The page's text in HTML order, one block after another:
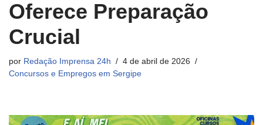
Oferece Preparação
Crucial
por Redação Imprensa 24h
4 de abril de 2026
Concursos e Empregos em Sergipe